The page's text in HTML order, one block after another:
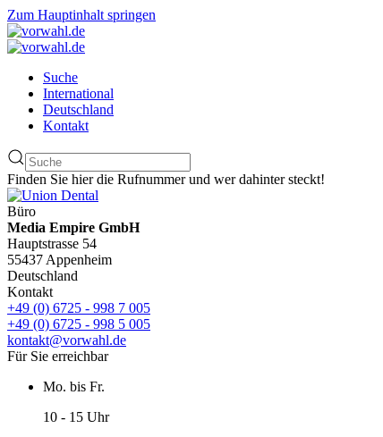
Zum Hauptinhalt springen
Suche
International
Deutschland
Kontakt
Finden Sie hier die Rufnummer und wer dahinter steckt!
Büro
Media Empire GmbH
Hauptstrasse 54
55437 Appenheim
Deutschland
Kontakt
+49 (0) 6725 - 998 7 005
+49 (0) 6725 - 998 5 005
kontakt@vorwahl.de
Für Sie erreichbar
Mo. bis Fr.
10 - 15 Uhr